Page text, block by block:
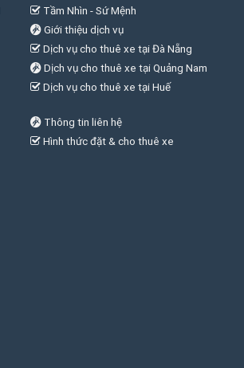
Tầm Nhìn - Sứ Mệnh
Giới thiệu dịch vụ
Dịch vụ cho thuê xe tại Đà Nẵng
Dịch vụ cho thuê xe tại Quảng Nam
Dịch vụ cho thuê xe tại Huế
Thông tin liên hệ
Hình thức đặt & cho thuê xe